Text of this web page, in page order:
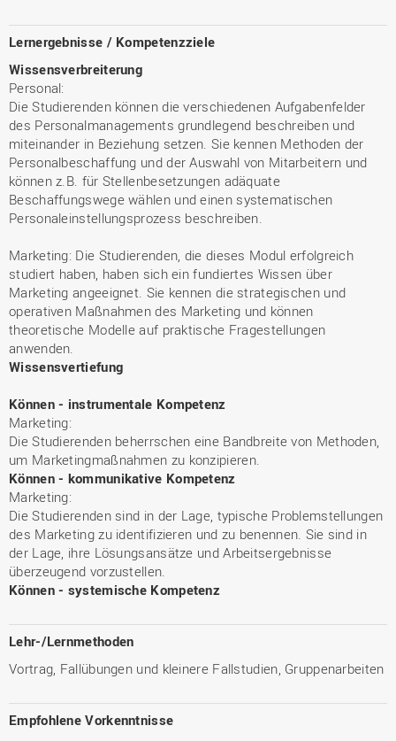
Lernergebnisse / Kompetenzziele
Wissensverbreiterung
Personal:
Die Studierenden können die verschiedenen Aufgabenfelder
des Personalmanagements grundlegend beschreiben und
miteinander in Beziehung setzen. Sie kennen Methoden der
Personalbeschaffung und der Auswahl von Mitarbeitern und
können z.B. für Stellenbesetzungen adäquate
Beschaffungswege wählen und einen systematischen
Personaleinstellungsprozess beschreiben.
Marketing: Die Studierenden, die dieses Modul erfolgreich
studiert haben, haben sich ein fundiertes Wissen über
Marketing angeeignet. Sie kennen die strategischen und
operativen Maßnahmen des Marketing und können
theoretische Modelle auf praktische Fragestellungen
anwenden.
Wissensvertiefung
Können - instrumentale Kompetenz
Marketing:
Die Studierenden beherrschen eine Bandbreite von Methoden,
um Marketingmaßnahmen zu konzipieren.
Können - kommunikative Kompetenz
Marketing:
Die Studierenden sind in der Lage, typische Problemstellungen
des Marketing zu identifizieren und zu benennen. Sie sind in
der Lage, ihre Lösungsansätze und Arbeitsergebnisse
überzeugend vorzustellen.
Können - systemische Kompetenz
Lehr-/Lernmethoden
Vortrag, Fallübungen und kleinere Fallstudien, Gruppenarbeiten
Empfohlene Vorkenntnisse